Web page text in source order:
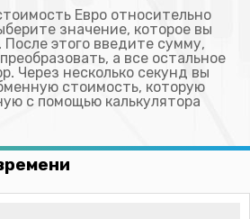
Евро относительно
значение, которое вы
этого введите сумму,
а все остальное
Через несколько секунд вы
стоимость, которую
с помощью калькулятора